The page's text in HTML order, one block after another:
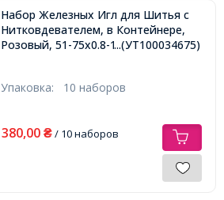
Набор Железных Игл для Шитья с
Нитковдевателем, в Контейнере,
Розовый, 51-75x0.8-1мм, 10наборов
...(УТ100034675)
Упаковка: 10 наборов
380,00 ₴/ 10 наборов